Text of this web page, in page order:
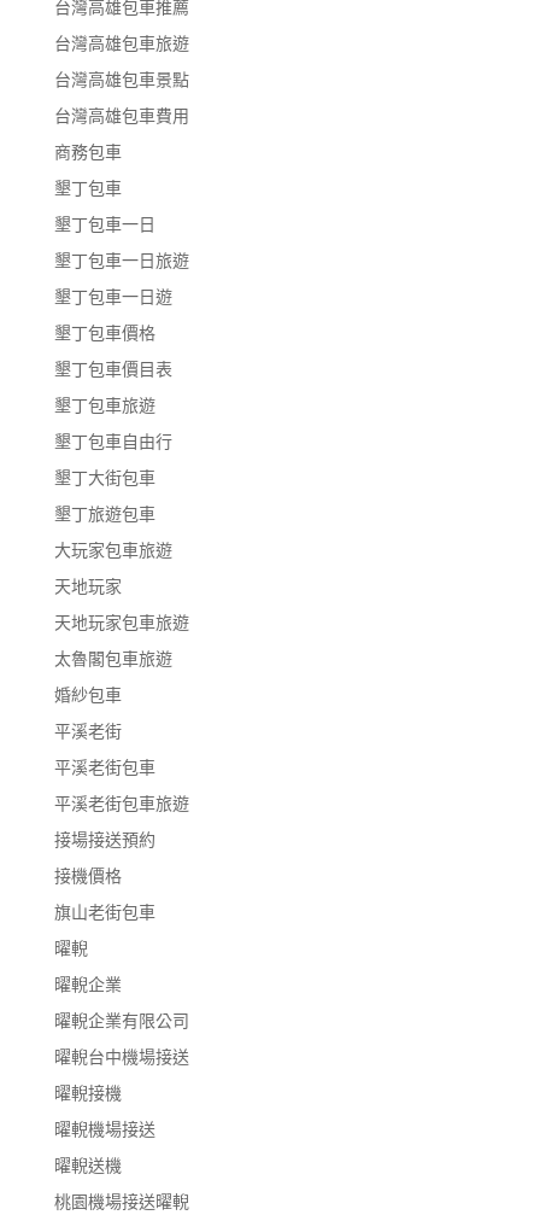
台灣高雄包車推薦
台灣高雄包車旅遊
台灣高雄包車景點
台灣高雄包車費用
商務包車
墾丁包車
墾丁包車一日
墾丁包車一日旅遊
墾丁包車一日遊
墾丁包車價格
墾丁包車價目表
墾丁包車旅遊
墾丁包車自由行
墾丁大街包車
墾丁旅遊包車
大玩家包車旅遊
天地玩家
天地玩家包車旅遊
太魯閣包車旅遊
婚紗包車
平溪老街
平溪老街包車
平溪老街包車旅遊
接場接送預約
接機價格
旗山老街包車
曜輗
曜輗企業
曜輗企業有限公司
曜輗台中機場接送
曜輗接機
曜輗機場接送
曜輗送機
桃園機場接送曜輗